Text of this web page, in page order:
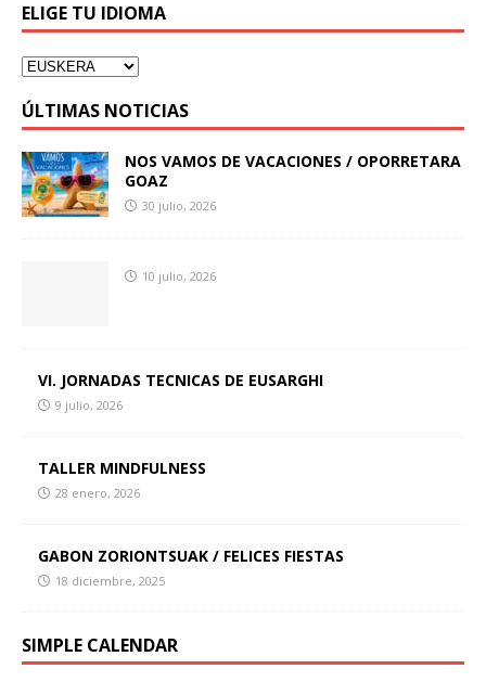
ELIGE TU IDIOMA
ÚLTIMAS NOTICIAS
NOS VAMOS DE VACACIONES / OPORRETARA
GOAZ
30 julio, 2026
10 julio, 2026
VI. JORNADAS TECNICAS DE EUSARGHI
9 julio, 2026
TALLER MINDFULNESS
28 enero, 2026
GABON ZORIONTSUAK / FELICES FIESTAS
18 diciembre, 2025
SIMPLE CALENDAR